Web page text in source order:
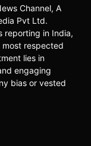
Channel, A
Pvt Ltd.
reporting in India,
most respected
lies in
engaging
bias or vested